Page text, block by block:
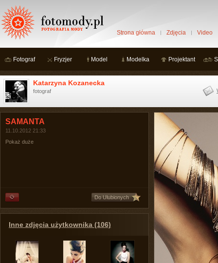
Strona główna Zdjęcia Video
Fotograf Fryzjer Model Modelka Projektant
Katarzyna Kozanecka
fotograf
SAMANTA
11.10.2012 21:33
Pokaż duże
Do Ulubionych
Inne zdjęcia użytkownika (106)